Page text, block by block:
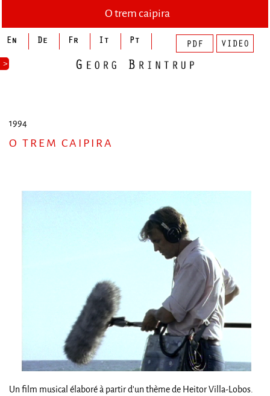
>
O trem caipira
1994
O TREM CAIPIRA
Un film musical élaboré à partir d'un thème de Heitor Villa-Lobos.